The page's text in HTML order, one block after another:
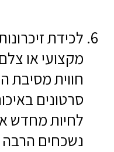
לכידת
מקצועי או
חווית מסיבת
סרטונים
לחיות מחדש
נשכחים הרבה